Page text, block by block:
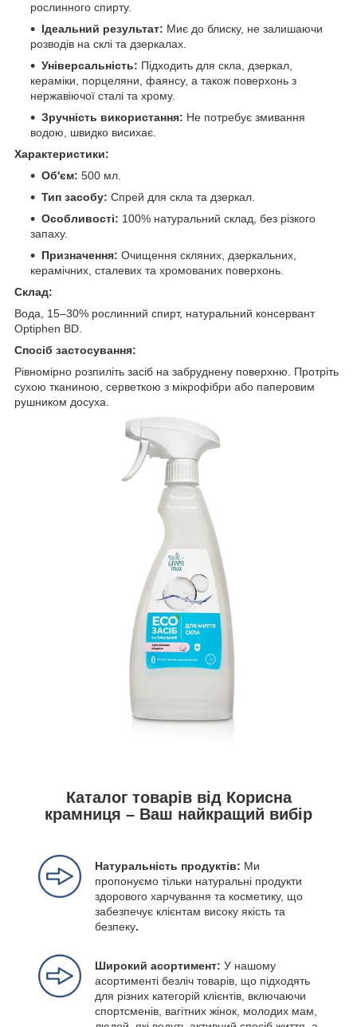
рослинного спирту.
Ідеальний результат: Миє до блиску, не залишаючи
розводів на склі та дзеркалах.
Універсальність: Підходить для скла, дзеркал,
кераміки, порцеляни, фаянсу, а також поверхонь з
нержавіючої сталі та хрому.
Зручність використання: Не потребує змивання
водою, швидко висихає.
Характеристики:
Об'єм: 500 мл.
Тип засобу: Спрей для скла та дзеркал.
Особливості: 100% натуральний склад, без різкого
запаху.
Призначення: Очищення скляних, дзеркальних,
керамічних, сталевих та хромованих поверхонь.
Склад:
Вода, 15–30% рослинний спирт, натуральний консервант
Optiphen BD.
Спосіб застосування:
Рівномірно розпиліть засіб на забруднену поверхню. Протріть
сухою тканиною, серветкою з мікрофібри або паперовим
рушником досуха.
Каталог товарів від Корисна
крамниця – Ваш найкращий вибір
Натуральність продуктів: Ми
пропонуємо тільки натуральні продукти
здорового харчування та косметику, що
забезпечує клієнтам високу якість та
безпеку.
Широкий асортимент: У нашому
асортименті безліч товарів, що підходять
для різних категорій клієнтів, включаючи
спортсменів, вагітних жінок, молодих мам,